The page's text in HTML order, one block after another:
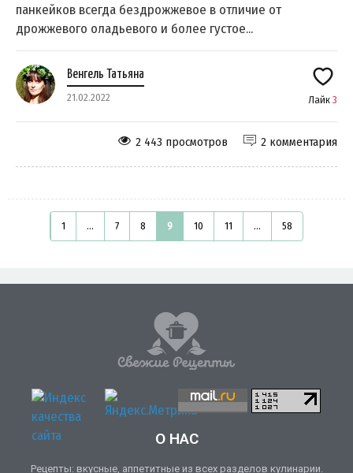
панкейков всегда бездрожжевое в отличие от
дрожжевого оладьевого и более густое...
Венгель Татьяна
21.02.2022 Лайк 3
2 комментария
2 443 просмотров
1 ... 7 8 9 10 11 ... 58
О НАС
Рецепты: вкусные, аппетитные из всех разделов кулинарии.